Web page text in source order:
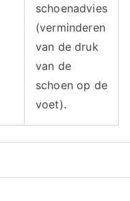
schoenadvies
(verminderen
van de druk
van de
schoen op de
voet).